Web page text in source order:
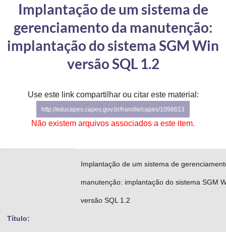
Controladoria-Geral da União
Ministério da Mulher, da Família e dos Direitos Humanos
Gabinete de Segurança Institucional
Advocacia-Geral da União
Implantação de um sistema de
gerenciamento da manutenção:
implantação do sistema SGM Win
versão SQL 1.2
Use este link compartilhar ou citar este material:
http://educapes.capes.gov.br/handle/capes/1098613
Não existem arquivos associados a este item.
Título:
Implantação de um sistema de
manutenção: implantação do sistema SGM
versão SQL 1.2